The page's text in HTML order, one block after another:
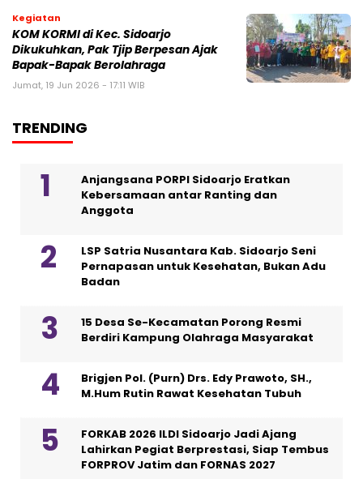
Kegiatan
KOM KORMI di Kec. Sidoarjo
Dikukuhkan, Pak Tjip Berpesan Ajak
Bapak-Bapak Berolahraga
Jumat, 19 Jun 2026 - 17:11 WIB
TRENDING
Anjangsana PORPI Sidoarjo Eratkan
Kebersamaan antar Ranting dan
Anggota
LSP Satria Nusantara Kab. Sidoarjo Seni
Pernapasan untuk Kesehatan, Bukan Adu
Badan
15 Desa Se-Kecamatan Porong Resmi
Berdiri Kampung Olahraga Masyarakat
Brigjen Pol. (Purn) Drs. Edy Prawoto, SH.,
M.Hum Rutin Rawat Kesehatan Tubuh
FORKAB 2026 ILDI Sidoarjo Jadi Ajang
Lahirkan Pegiat Berprestasi, Siap Tembus
FORPROV Jatim dan FORNAS 2027